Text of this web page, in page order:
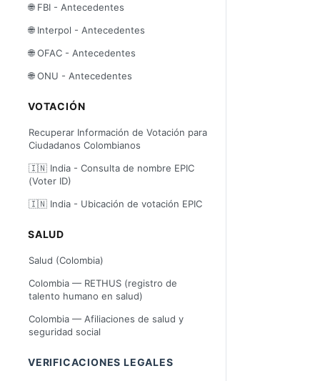
🌐 FBI - Antecedentes
🌐 Interpol - Antecedentes
🌐 OFAC - Antecedentes
🌐 ONU - Antecedentes
VOTACIÓN
Recuperar Información de Votación para
Ciudadanos Colombianos
🇮🇳 India - Consulta de nombre EPIC
(Voter ID)
🇮🇳 India - Ubicación de votación EPIC
SALUD
Salud (Colombia)
Colombia — RETHUS (registro de
talento humano en salud)
Colombia — Afiliaciones de salud y
seguridad social
VERIFICACIONES LEGALES